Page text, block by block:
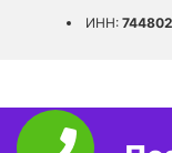
ИНН: